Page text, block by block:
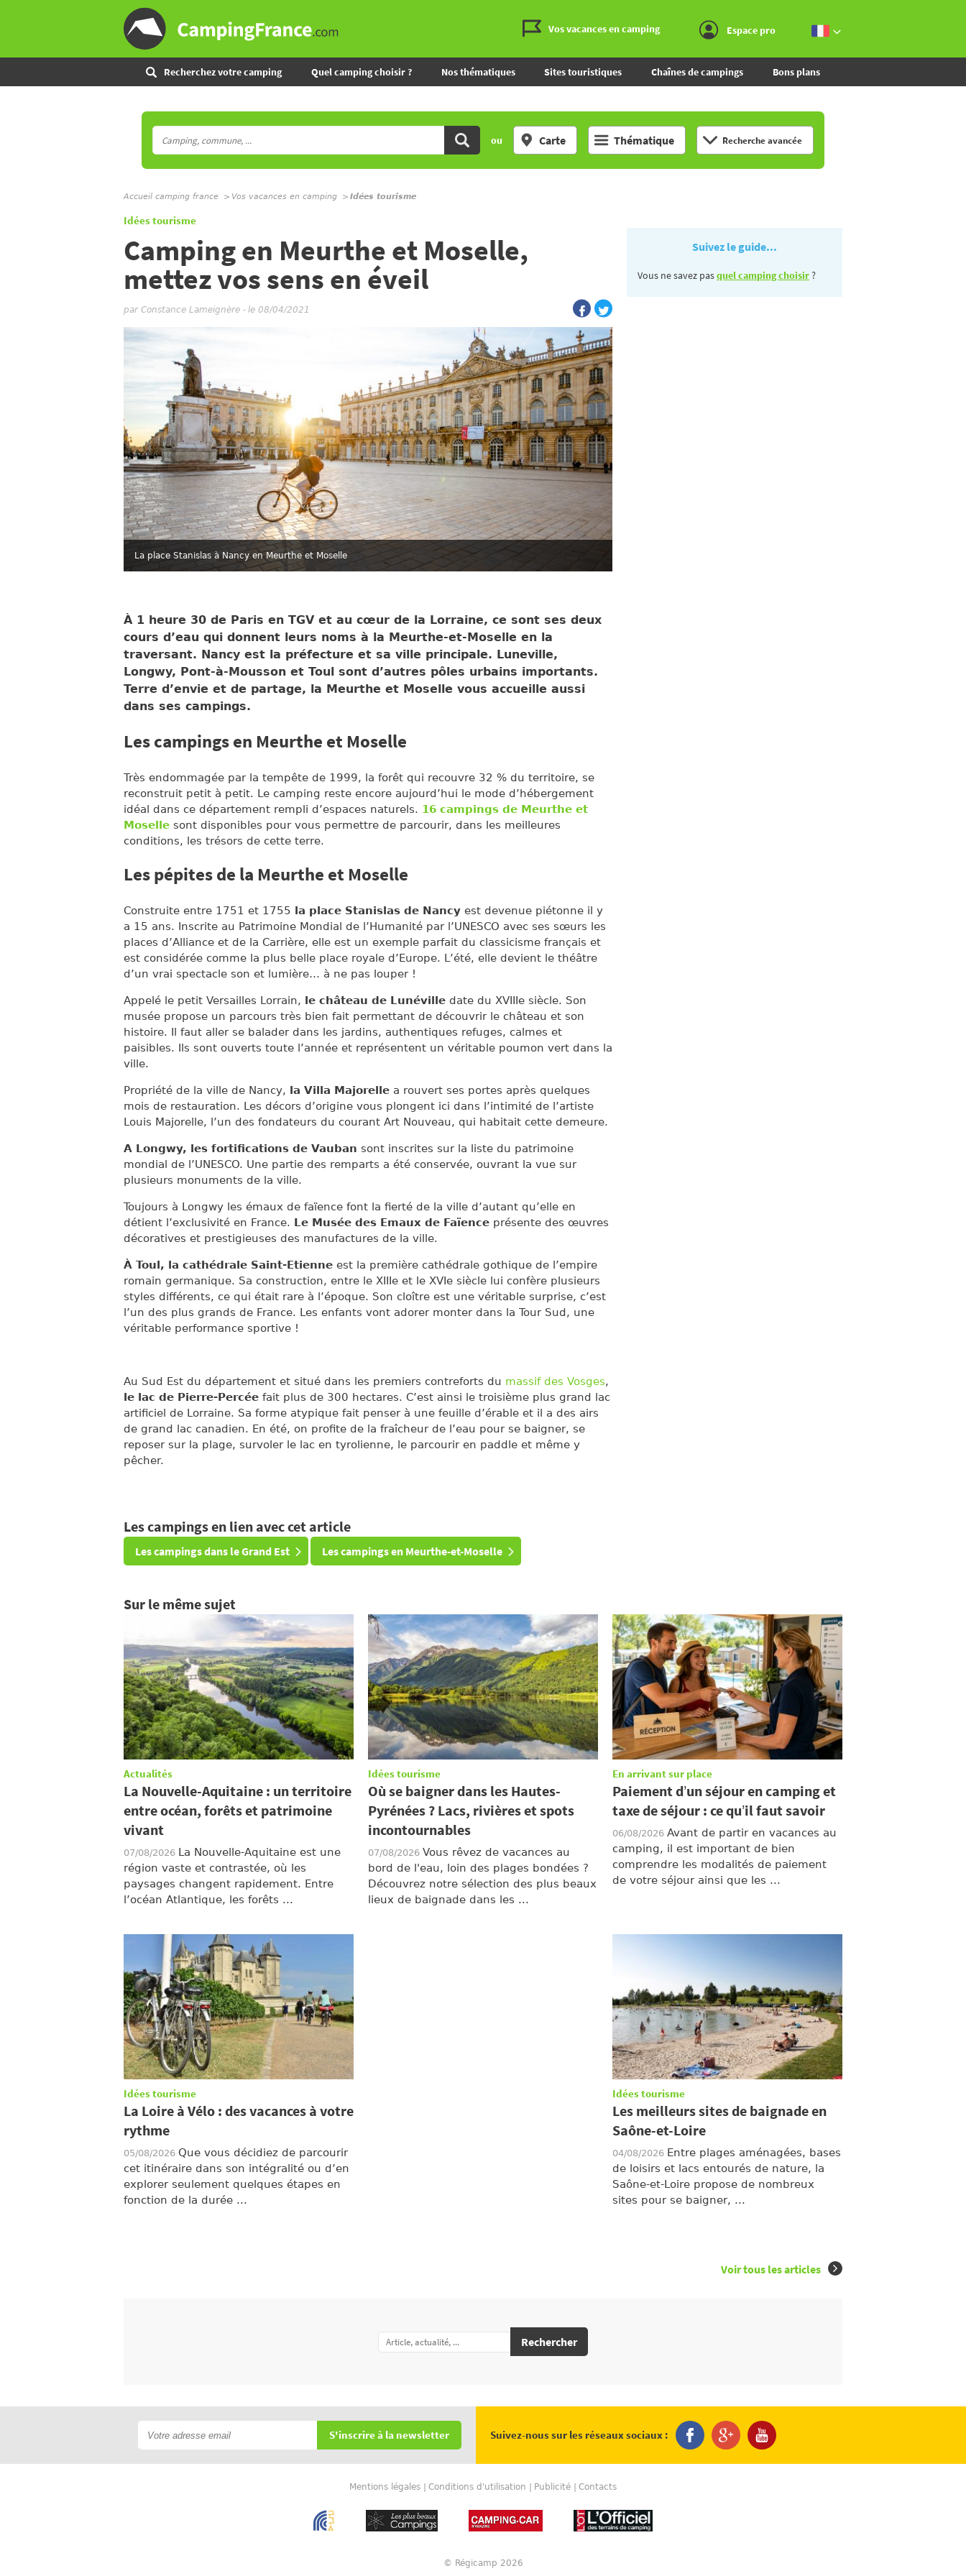
Vos vacances en camping Espace pro
Recherchez votre camping Quel camping choisir ? Nos thématiques Sites touristiques Chaînes de campings Bons plans
ou Carte Thématique Recherche avancée
Accueil camping france Vos vacances en camping Idées tourisme
Idées tourisme
Camping en Meurthe et Moselle,
mettez vos sens en éveil
par Constance Lameignère - le 08/04/2021
La place Stanislas à Nancy en Meurthe et Moselle
À 1 heure 30 de Paris en TGV et au cœur de la Lorraine, ce sont ses deux
cours d’eau qui donnent leurs noms à la Meurthe-et-Moselle en la
traversant. Nancy est la préfecture et sa ville principale. Luneville,
Longwy, Pont-à-Mousson et Toul sont d’autres pôles urbains importants.
Terre d’envie et de partage, la Meurthe et Moselle vous accueille aussi
dans ses campings.
Les campings en Meurthe et Moselle
Très endommagée par la tempête de 1999, la forêt qui recouvre 32 % du territoire, se
reconstruit petit à petit. Le camping reste encore aujourd’hui le mode d’hébergement
idéal dans ce département rempli d’espaces naturels. 16 campings de Meurthe et
Moselle sont disponibles pour vous permettre de parcourir, dans les meilleures
conditions, les trésors de cette terre.
Les pépites de la Meurthe et Moselle
Construite entre 1751 et 1755 la place Stanislas de Nancy est devenue piétonne il y
a 15 ans. Inscrite au Patrimoine Mondial de l’Humanité par l’UNESCO avec ses sœurs les
places d’Alliance et de la Carrière, elle est un exemple parfait du classicisme français et
est considérée comme la plus belle place royale d’Europe. L’été, elle devient le théâtre
d’un vrai spectacle son et lumière… à ne pas louper !
Appelé le petit Versailles Lorrain, le château de Lunéville date du XVIIIe siècle. Son
musée propose un parcours très bien fait permettant de découvrir le château et son
histoire. Il faut aller se balader dans les jardins, authentiques refuges, calmes et
paisibles. Ils sont ouverts toute l’année et représentent un véritable poumon vert dans la
ville.
Propriété de la ville de Nancy, la Villa Majorelle a rouvert ses portes après quelques
mois de restauration. Les décors d’origine vous plongent ici dans l’intimité de l’artiste
Louis Majorelle, l’un des fondateurs du courant Art Nouveau, qui habitait cette demeure.
A Longwy, les fortifications de Vauban sont inscrites sur la liste du patrimoine
mondial de l’UNESCO. Une partie des remparts a été conservée, ouvrant la vue sur
plusieurs monuments de la ville.
Toujours à Longwy les émaux de faïence font la fierté de la ville d’autant qu’elle en
détient l’exclusivité en France. Le Musée des Emaux de Faïence présente des œuvres
décoratives et prestigieuses des manufactures de la ville.
À Toul, la cathédrale Saint-Etienne est la première cathédrale gothique de l’empire
romain germanique. Sa construction, entre le XIIIe et le XVIe siècle lui confère plusieurs
styles différents, ce qui était rare à l’époque. Son cloître est une véritable surprise, c’est
l’un des plus grands de France. Les enfants vont adorer monter dans la Tour Sud, une
véritable performance sportive !
Au Sud Est du département et situé dans les premiers contreforts du massif des Vosges,
le lac de Pierre-Percée fait plus de 300 hectares. C’est ainsi le troisième plus grand lac
artificiel de Lorraine. Sa forme atypique fait penser à une feuille d’érable et il a des airs
de grand lac canadien. En été, on profite de la fraîcheur de l’eau pour se baigner, se
reposer sur la plage, survoler le lac en tyrolienne, le parcourir en paddle et même y
pêcher.
Les campings en lien avec cet article
Les campings dans le Grand Est Les campings en Meurthe-et-Moselle
Suivez le guide...
Vous ne savez pasquel camping choisir?
Sur le même sujet
Actualités
La Nouvelle-Aquitaine : un territoire
entre océan, forêts et patrimoine
vivant
07/08/2026 La Nouvelle-Aquitaine est une
région vaste et contrastée, où les
paysages changent rapidement. Entre
l’océan Atlantique, les forêts ...
Idées tourisme
Où se baigner dans les Hautes-
Pyrénées ? Lacs, rivières et spots
incontournables
07/08/2026 Vous rêvez de vacances au
bord de l'eau, loin des plages bondées ?
Découvrez notre sélection des plus beaux
lieux de baignade dans les ...
En arrivant sur place
Paiement d’un séjour en camping et
taxe de séjour : ce qu’il faut savoir
06/08/2026 Avant de partir en vacances au
camping, il est important de bien
comprendre les modalités de paiement
de votre séjour ainsi que les ...
Idées tourisme
La Loire à Vélo : des vacances à votre
rythme
05/08/2026 Que vous décidiez de parcourir
cet itinéraire dans son intégralité ou d’en
explorer seulement quelques étapes en
fonction de la durée ...
Idées tourisme
Les meilleurs sites de baignade en
Saône-et-Loire
04/08/2026 Entre plages aménagées, bases
de loisirs et lacs entourés de nature, la
Saône-et-Loire propose de nombreux
sites pour se baigner, ...
Voir tous les articles
Rechercher
S'inscrire à la newsletter Suivez-nous sur les réseaux sociaux :
Mentions légales Conditions d'utilisation Publicité Contacts
© Régicamp 2026